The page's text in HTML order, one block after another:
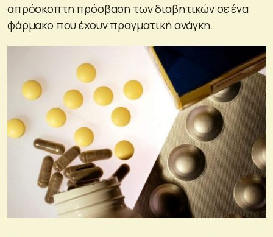
απρόσκοπτη πρόσβαση των διαβητικών σε ένα
φάρμακο που έχουν πραγματική ανάγκη.